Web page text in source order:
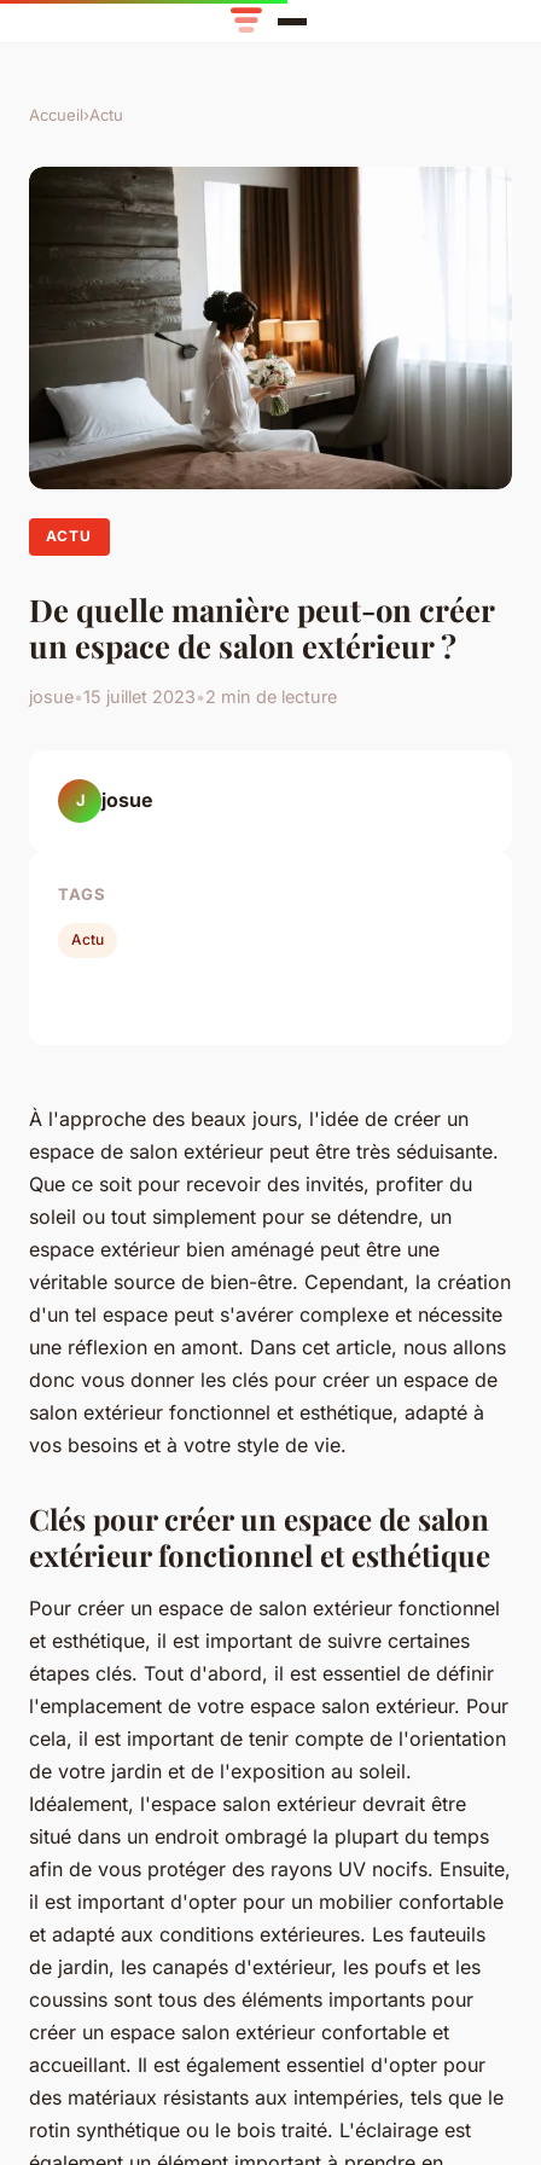
Accueil›Actu
ACTU
De quelle manière peut-on créer
un espace de salon extérieur ?
josue•15 juillet 2023•2 min de lecture
À l'approche des beaux jours, l'idée de créer un
espace de salon extérieur peut être très séduisante.
Que ce soit pour recevoir des invités, profiter du
soleil ou tout simplement pour se détendre, un
espace extérieur bien aménagé peut être une
véritable source de bien-être. Cependant, la création
d'un tel espace peut s'avérer complexe et nécessite
une réflexion en amont. Dans cet article, nous allons
donc vous donner les clés pour créer un espace de
salon extérieur fonctionnel et esthétique, adapté à
vos besoins et à votre style de vie.
Clés pour créer un espace de salon
extérieur fonctionnel et esthétique
Pour créer un espace de salon extérieur fonctionnel
et esthétique, il est important de suivre certaines
étapes clés. Tout d'abord, il est essentiel de définir
l'emplacement de votre espace salon extérieur. Pour
cela, il est important de tenir compte de l'orientation
de votre jardin et de l'exposition au soleil.
Idéalement, l'espace salon extérieur devrait être
situé dans un endroit ombragé la plupart du temps
afin de vous protéger des rayons UV nocifs. Ensuite,
il est important d'opter pour un mobilier confortable
et adapté aux conditions extérieures. Les fauteuils
de jardin, les canapés d'extérieur, les poufs et les
coussins sont tous des éléments importants pour
créer un espace salon extérieur confortable et
accueillant. Il est également essentiel d'opter pour
des matériaux résistants aux intempéries, tels que le
rotin synthétique ou le bois traité. L'éclairage est
J josue
TAGS
Actu